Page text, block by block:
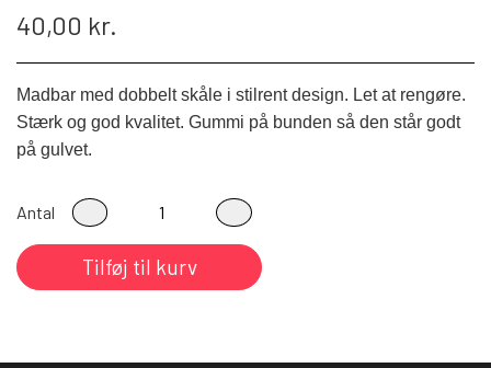
40,00 kr.
Madbar med dobbelt skåle i stilrent design. Let at rengøre.
Stærk og god kvalitet. Gummi på bunden så den står godt
på gulvet.
Antal
Tilføj til kurv